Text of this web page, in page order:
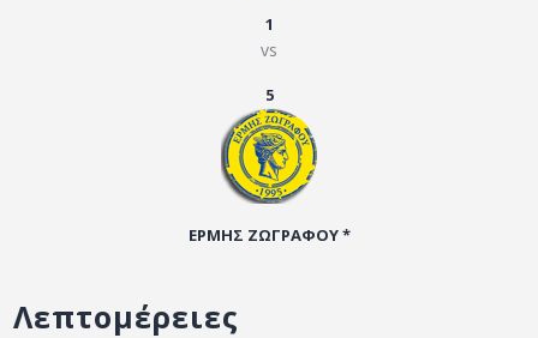
1
vs
5
ΕΡΜΗΣ ΖΩΓΡΑΦΟΥ *
Λεπτομέρειες